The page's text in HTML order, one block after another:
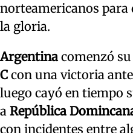
norteamericanos
la gloria.
Argentina comenzó
C con una victoria ante
luego cayó en tiempo
a República
con incidentes entre